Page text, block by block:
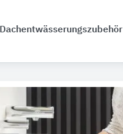
Dachentwässerungszubehör